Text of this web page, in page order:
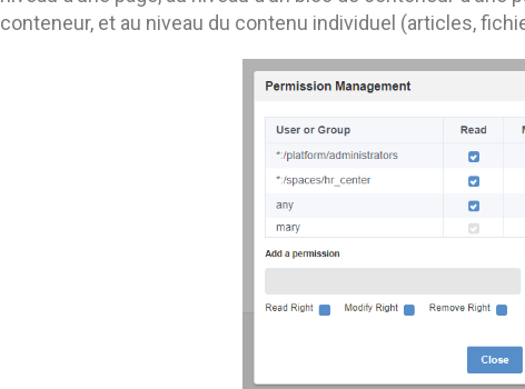
conteneur, et au niveau du contenu individuel (articles,